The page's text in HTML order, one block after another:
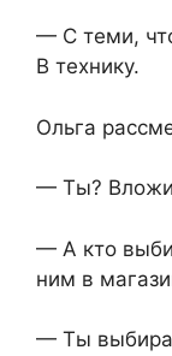
— С теми,
В технику.
Ольга
— Ты?
— А кто
ним в
— Ты